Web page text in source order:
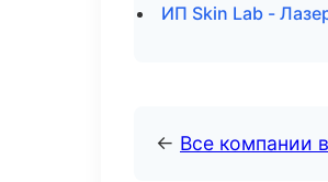
ИП Skin Lab -
← Все компании